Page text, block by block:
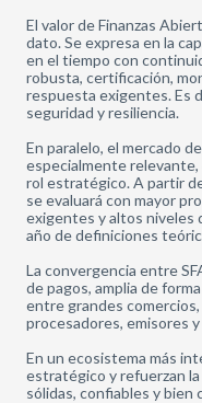
El valor de Finanzas
dato. Se expresa en la
en el tiempo con
robusta, certificación,
respuesta exigentes. Es
seguridad y resiliencia.
En paralelo, el mercado
especialmente
rol estratégico. A partir
se evaluará con mayor
exigentes y altos niveles
año de definiciones
La convergencia entre
de pagos, amplia de
entre grandes
procesadores, emisores y
En un ecosistema más
estratégico y refuerzan
sólidas, confiables y bien